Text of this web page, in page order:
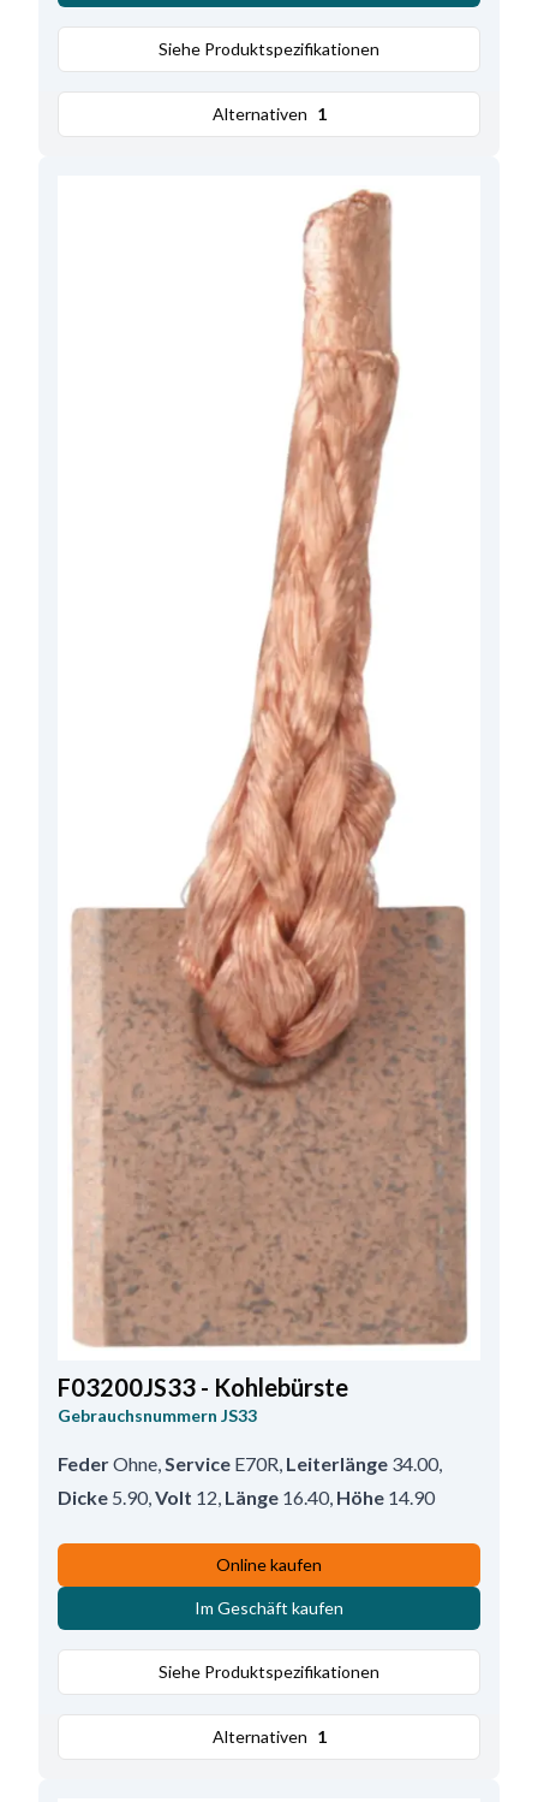
Siehe Produktspezifikationen
Alternativen 1
F03200JS33 - Kohlebürste
Gebrauchsnummern JS33
FederOhne,Service E70R, Leiterlänge 34.00,
Dicke 5.90,Volt 12, Länge 16.40, Höhe 14.90
Online kaufen
Im Geschäft kaufen
Siehe Produktspezifikationen
Alternativen 1